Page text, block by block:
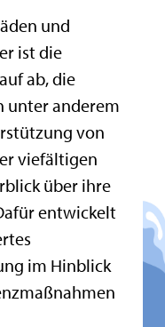
und
ist die
ab, die
unter anderem
von
viefältigen
über ihre
entwickelt
im Hinblick